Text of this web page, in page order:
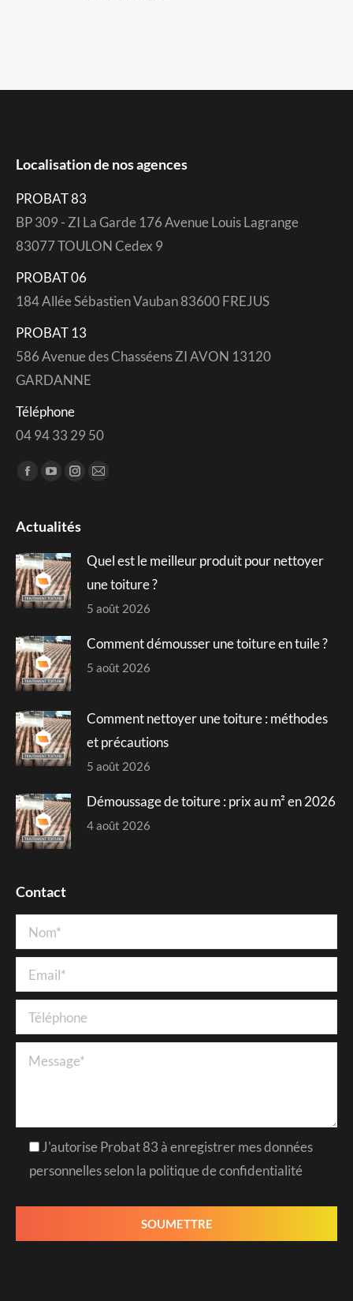
Localisation de nos agences
PROBAT 83
BP 309 - ZI La Garde 176 Avenue Louis Lagrange
83077 TOULON Cedex 9
PROBAT 06
184 Allée Sébastien Vauban 83600 FREJUS
PROBAT 13
586 Avenue des Chasséens ZI AVON 13120
GARDANNE
Téléphone
04 94 33 29 50
Trouvez nous sur :
Facebook
opens
new
window
YouTube
opens
new
window
Instagram
opens
new
window
Mail
new
window
Actualités
Quel est le meilleur produit pour nettoyer
une toiture ?
5 août 2026
Comment démousser une toiture en tuile ?
5 août 2026
Comment nettoyer une toiture : méthodes
et précautions
5 août 2026
Démoussage de toiture : prix au m² en 2026
4 août 2026
Contact
J'autorise Probat 83 à enregistrer mes données
personnelles selon la politique de confidentialité